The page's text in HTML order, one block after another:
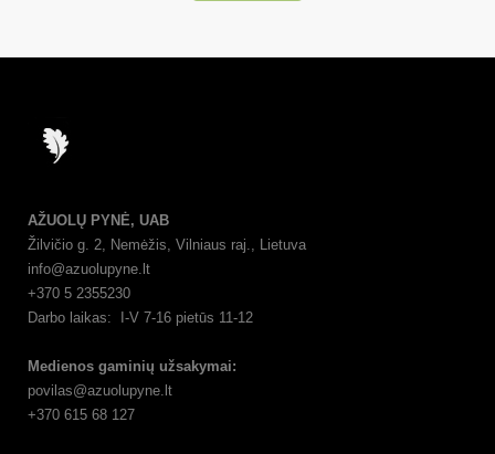
AŽUOLŲ PYNĖ, UAB
Žilvičio g. 2, Nemėžis, Vilniaus raj., Lietuva
info@azuolupyne.lt
+370 5 2355230
Darbo laikas: I-V 7-16 pietūs 11-12
Medienos gaminių užsakymai:
povilas@azuolupyne.lt
+370 615 68 127